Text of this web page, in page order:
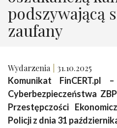
podszywającą
zaufany
Wydarzenia 31.10.2025
Komunikat FinCERT.pl
Cyberbezpieczeństwa
Przestępczości
Policji z dnia 31